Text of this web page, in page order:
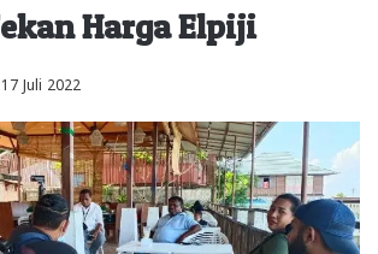
Harga Elpiji
17 Juli 2022